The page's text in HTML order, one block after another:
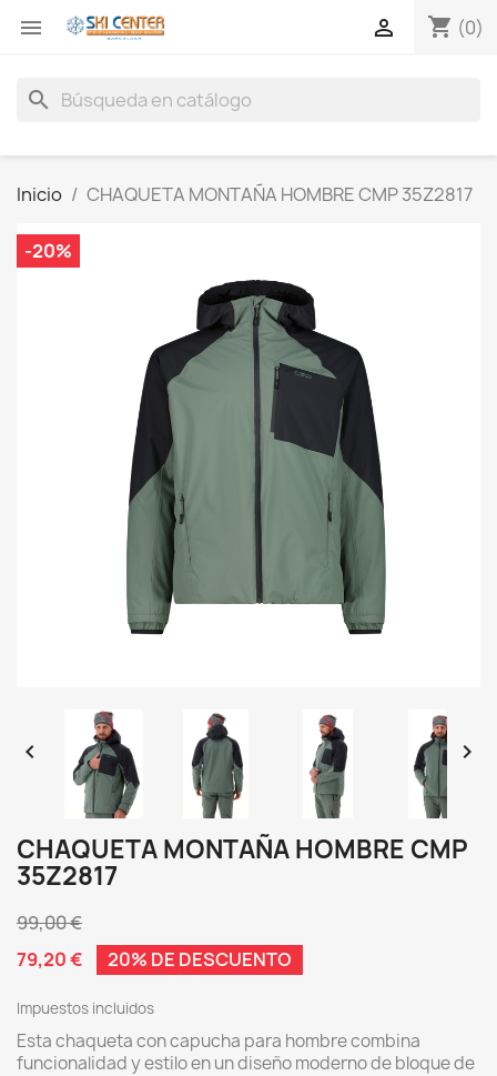
 shopping_cart (0)

search
Inicio CHAQUETA MONTAÑA HOMBRE CMP 35Z2817
-20%
 
CHAQUETA MONTAÑA HOMBRE CMP
35Z2817
99,00 €
79,20 €
20% DE DESCUENTO
Impuestos incluidos
Esta chaqueta con capucha para hombre combina
funcionalidad y estilo en un diseño moderno de bloque de